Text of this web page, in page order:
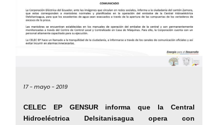
17 -mayo -2019
CELEC EP GENSUR informa que la Central
Hidroeléctrica Delsitanisagua opera con